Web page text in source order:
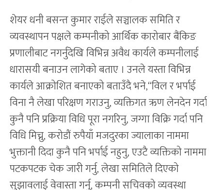
शेयर धनी बसन्त कुमार राईले सञ्चालक समिति र
व्यवस्थापन पक्षले कम्पनीको आर्थिक कारोबार बैंकिङ
प्रणालीबाट नगर्नुदेखि विभिन्न अवैध कार्यले कम्पनीलाई
धारासयी बनाउन लागेको बताए । उनले यस्ता विभिन्न
कार्यले आक्रोशित बनाएको बताउँदै भने,“विल र भर्पाई
विना नै लेखा परिक्षण गराउनु, व्यक्तिगत ऋण लेनदेन गर्दा
कुनै पनि प्रक्रिया विधि पूरा नगरिनु, जग्गा विक्रि गर्दा पनि
विधि मिच्नु, करोडौं रुपैयाँ मजदुरका ज्यालाका नाममा
भुक्तानी दिदा कुनै पनि भर्पाई नहुनु, एउटै व्यक्तिको नाममा
पटकपटक चेक जारी गर्नु, लेखा समितिले दिएको
सुझावलाई वेवास्ता गर्नु, कम्पनी सचिवको व्यवस्था